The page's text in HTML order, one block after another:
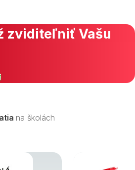
zviditeľniť Vašu
na školách